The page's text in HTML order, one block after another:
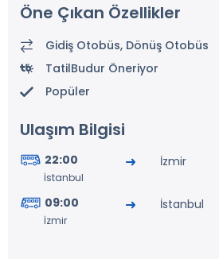
Öne Çıkan Özellikler
Gidiş Otobüs, Dönüş Otobüs
TatilBudur Öneriyor
Popüler
Ulaşım Bilgisi
22:00
İstanbul
İzmir
09:00
İzmir
İstanbul